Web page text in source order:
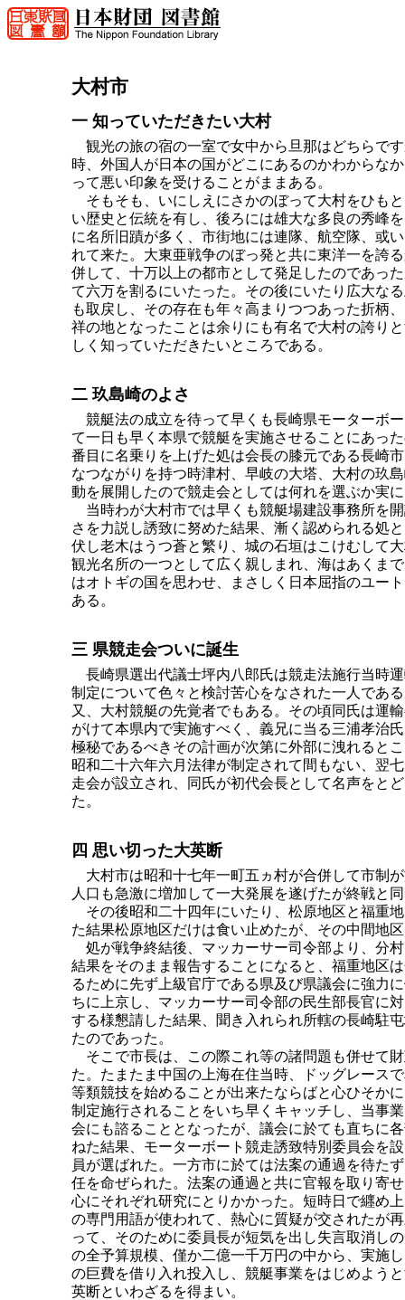
大村市
一 知っていただきたい大村
観光の旅の宿の一室で女中から旦那はどちらで
時、外国人が日本の国がどこにあるのかわからな
って悪い印象を受けることがままある。
そもそも、いにしえにさかのぼって大村をひも
い歴史と伝統を有し、後ろには雄大な多良の秀峰
に名所旧蹟が多く、市街地には連隊、航空隊、或
れて来た。大東亜戦争のぼっ発と共に東洋一を誇
併して、十万以上の都市として発足したのであっ
て六万を割るにいたった。その後にいたり広大な
も取戻し、その存在も年々高まりつつあった折柄
祥の地となったことは余りにも有名で大村の誇り
しく知っていただきたいところである。
二 玖島崎のよさ
競艇法の成立を待って早くも長崎県モーターボ
て一日も早く本県で競艇を実施させることにあっ
番目に名乗りを上げた処は会長の膝元である長崎
なつながりを持つ時津村、早岐の大塔、大村の玖
動を展開したので競走会としては何れを選ぶか実
当時わが大村市では早くも競艇場建設事務所を
さを力説し誘致に努めた結果、漸く認められる処
伏し老木はうつ蒼と繁り、城の石垣はこけむして
観光名所の一つとして広く親しまれ、海はあくま
はオトギの国を思わせ、まさしく日本屈指のユー
ある。
三 県競走会ついに誕生
長崎県選出代議士坪内八郎氏は競走法施行当時
制定について色々と検討苦心をなされた一人であ
又、大村競艇の先覚者でもある。その頃同氏は運
がけて本県内で実施すべく、義兄に当る三浦孝治
極秘であるべきその計画が次第に外部に洩れると
昭和二十六年六月法律が制定されて間もない、翌
走会が設立され、同氏が初代会長として名声をと
た。
四 思い切った大英断
大村市は昭和十七年一町五ヵ村が合併して市制
人口も急激に増加して一大発展を遂げたが終戦と
その後昭和二十四年にいたり、松原地区と福重
た結果松原地区だけは食い止めたが、その中間地
処が戦争終結後、マッカーサー司令部より、分
結果をそのまま報告することになると、福重地区
るために先ず上級官庁である県及び県議会に強力
ちに上京し、マッカーサー司令部の民生部長官に
する様懇請した結果、聞き入れられ所轄の長崎駐
たのであった。
そこで市長は、この際これ等の諸問題も併せて
た。たまたま中国の上海在住当時、ドッグレース
等類競技を始めることが出来たならばと心ひそか
制定施行されることをいち早くキャッチし、当事
会にも諮ることとなったが、議会に於ても直ちに
ねた結果、モーターボート競走誘致特別委員会を
員が選ばれた。一方市に於ては法案の通過を待た
任を命ぜられた。法案の通過と共に官報を取り寄
心にそれぞれ研究にとりかかった。短時日で纒め
の専門用語が使われて、熱心に質疑が交されたが
って、そのために委員長が短気を出し失言取消し
の全予算規模、僅か二億一千万円の中から、実施
の巨費を借り入れ投入し、競艇事業をはじめよう
英断といわざるを得まい。